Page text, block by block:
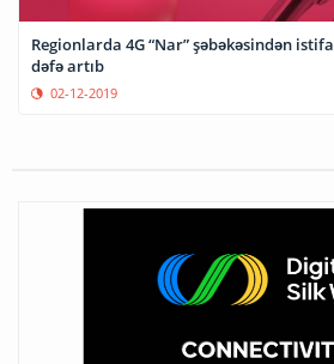
Regionlarda 4G “Nar” şəbəkəsindən
dəfə artıb
02-12-2019